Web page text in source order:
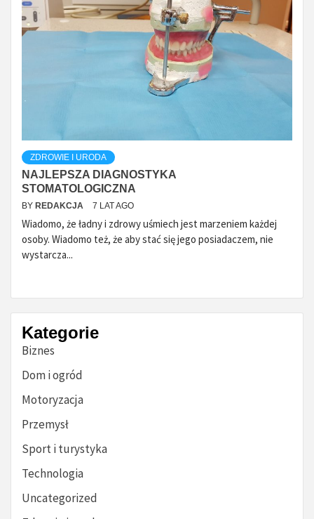
ZDROWIE I URODA
NAJLEPSZA DIAGNOSTYKA
STOMATOLOGICZNA
BY REDAKCJA 7 LAT AGO
Wiadomo, że ładny i zdrowy uśmiech jest marzeniem każdej
osoby. Wiadomo też, że aby stać się jego posiadaczem, nie
wystarcza...
Kategorie
Biznes
Dom i ogród
Motoryzacja
Przemysł
Sport i turystyka
Technologia
Uncategorized